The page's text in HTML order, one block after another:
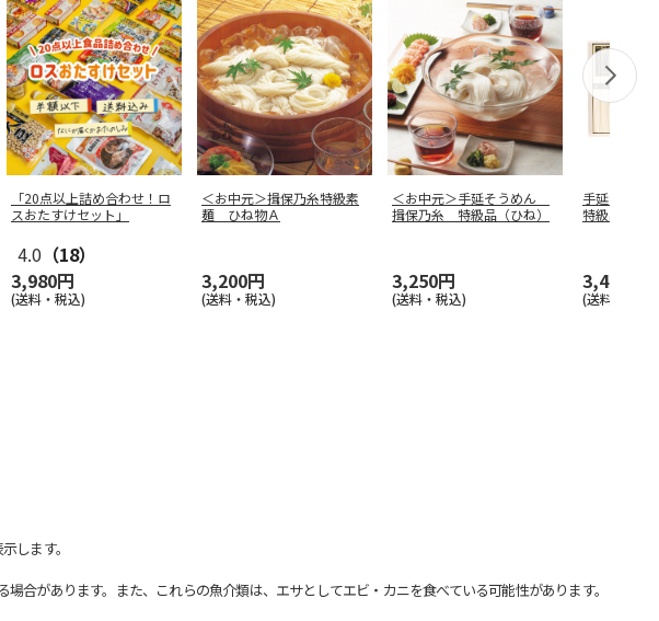
「20点以上詰め合わせ！ロ
スおたすけセット」
4.0 （18）
3,980円
(送料・税込)
＜お中元＞揖保乃糸特級素
麺 ひね物Ａ
3,200円
(送料・税込)
＜お中元＞手延そうめん
揖保乃糸 特級品（ひね）
3,250円
(送料・税込)
手延そう
特級品
3,400円
(送料・税込)
します。
があります。また、これらの魚介類は、エサとしてエビ・カニを食べている可能性があります。